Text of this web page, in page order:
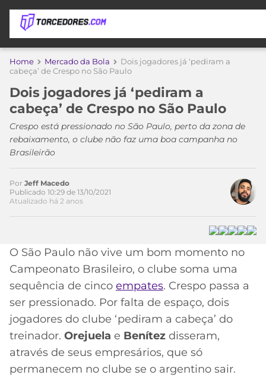
APOSTAS
DE
APOSTA
MELHORES
SITES
DE
APOSTAS
2026
BETBOOM
CÓDIGO
DE
INDICAÇÃO
BET365
CÓDIGO
BETANO
COPA
DO
MUNDO
MEU
TIME
PALMEIRAS
CORINTHIANS
SÃO
PAULO
SANTOS
CAMPEONATOS
SÉRIE
A
LIBERTADORES
COPA
DO
BRASIL
ESPORTIVA
MERCADO
DA
BOLA
PALPITES
Home Mercado da Bola
Dois jogadores já ‘pediram a
cabeça’ de Crespo no São Paulo
Dois jogadores já ‘pediram a
cabeça’ de Crespo no São Paulo
Crespo está pressionado no São Paulo, perto da zona de
rebaixamento, o clube não faz uma boa campanha no
Brasileirão
Acesse o perfil do autor
no Twitter
Por Jeff Macedo
Publicado 10:29 de 13/10/2021
Atualizado há 2 anos
O São Paulo não vive um bom momento no
Campeonato Brasileiro, o clube soma uma
sequência de cinco empates. Crespo passa a
ser pressionado. Por falta de espaço, dois
jogadores do clube ‘pediram a cabeça’ do
treinador. Orejuela e Benítez disseram,
através de seus empresários, que só
permanecem no clube se o argentino sair.